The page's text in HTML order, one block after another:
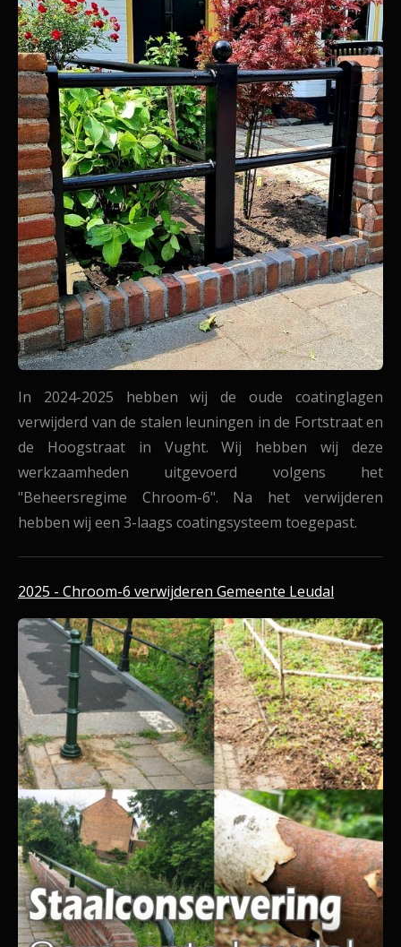
In 2024-2025 hebben wij de oude coatinglagen
verwijderd van de stalen leuningen in de Fortstraat en
de Hoogstraat in Vught. Wij hebben wij deze
werkzaamheden uitgevoerd volgens het
"Beheersregime Chroom-6". Na het verwijderen
hebben wij een 3-laags coatingsysteem toegepast.
2025 - Chroom-6 verwijderen Gemeente Leudal